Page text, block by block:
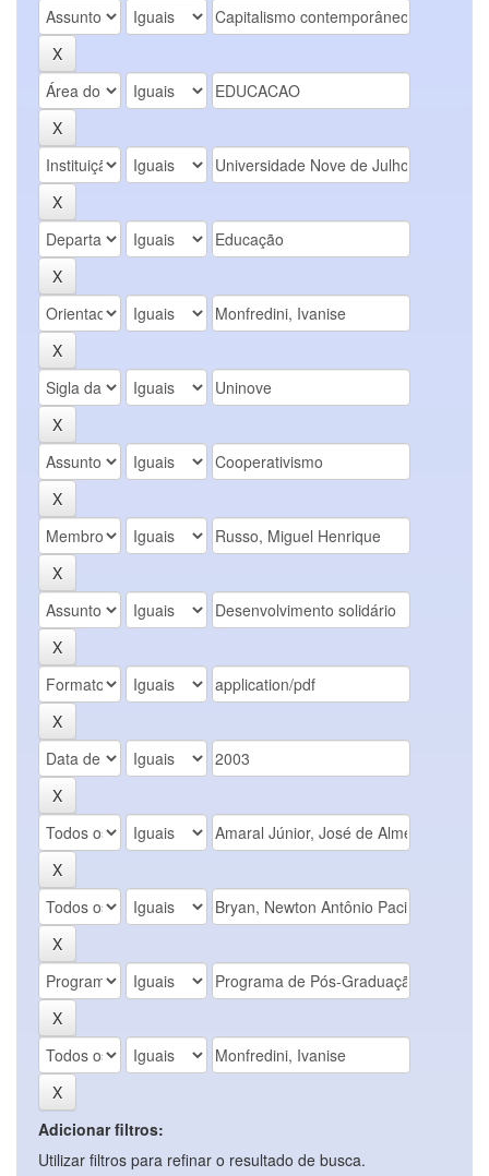
Adicionar filtros:
Utilizar filtros para refinar o resultado de busca.